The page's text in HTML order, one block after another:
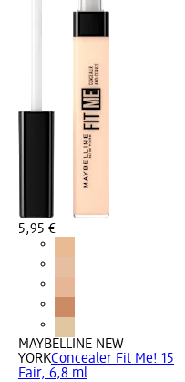
5,95 €
MAYBELLINE NEW
YORKConcealer Fit Me! 15
Fair, 6,8 ml